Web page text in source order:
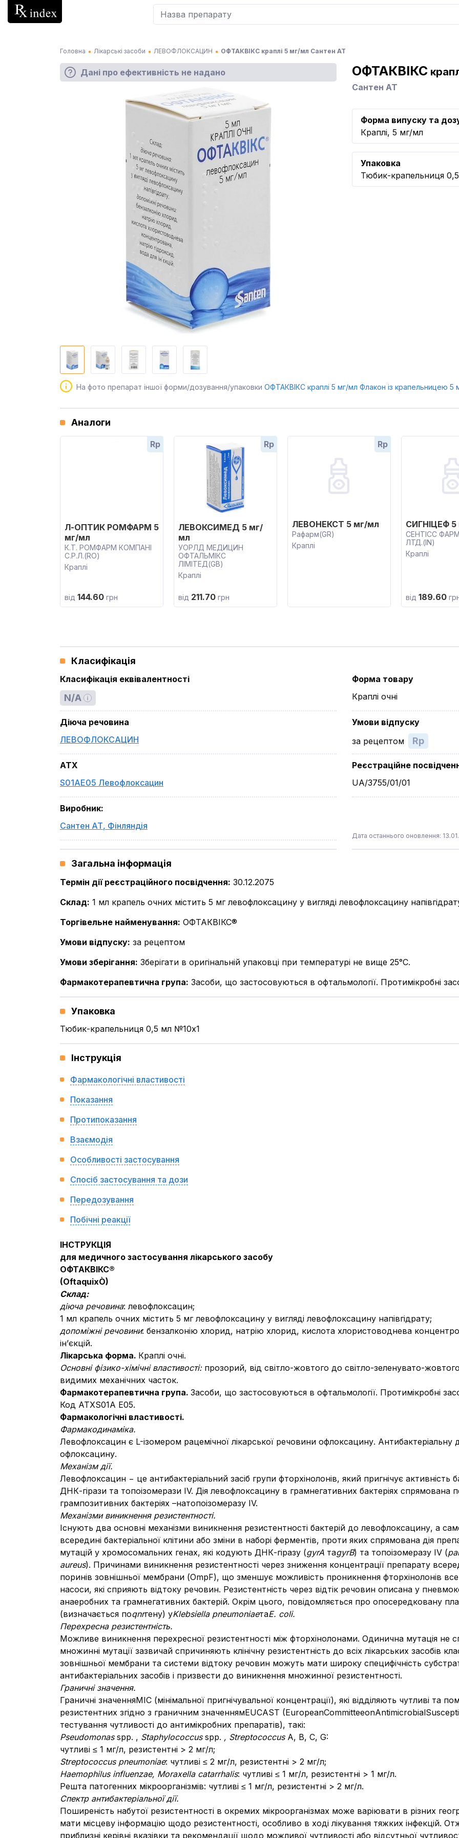
Головна Лікарські засоби ЛЕВОФЛОКСАЦИН ОФТАКВІКС краплі 5 мг/мл Сантен АТ
Дані про ефективність не надано ОФТАКВІКС
Сантен АТ
Форма випуску та
Краплі, 5 мг/мл
Упаковка
Тюбик-крапельниця
На фото препарат іншої форми/дозування/упаковки ОФТАКВІКС краплі 5 мг/мл Флакон із крапельницею 5
Аналоги
Rp
Л-ОПТИК РОМФАРМ 5
мг/мл
К.Т. РОМФАРМ КОМПАНІ
С.Р.Л.(RO)
Краплі
від 144.60 грн
Rp
ЛЕВОКСИМЕД 5 мг/
мл
УОРЛД МЕДИЦИН
ОФТАЛЬМІКС
ЛІМІТЕД(GB)
Краплі
від 211.70 грн
Rp
ЛЕВОНЕКСТ 5 мг/мл
Рафарм(GR)
Краплі
СИГНІЦЕФ
СЕНТІСС
ЛТД.(IN)
Краплі
від 189.60
Класифікація
Класифікація еквівалентності
N/A
Діюча речовина
ЛЕВОФЛОКСАЦИН
ATX
S01AE05 Левофлоксацин
Виробник:
Сантен АТ, Фінляндія
Форма товару
Краплі очні
Умови відпуску
за рецептом
Rp
Реєстраційне
UA/3755/01/01
Дата останнього оновлення:
Загальна інформація
Термін дії реєстраційного посвідчення: 30.12.2075
Склад: 1 мл крапель очних містить 5 мг левофлоксацину у вигляді левофлоксацину
Торгівельне найменування: ОФТАКВІКС®
Умови відпуску: за рецептом
Умови зберігання: Зберігати в оригінальній упаковці при температурі не вище 25°С.
Фармакотерапевтична група: Засоби, що застосовуються в офтальмології. Протимікробні
Упаковка
Тюбик-крапельниця 0,5 мл №10x1
Інструкція
Фармакологічні властивості
Показання
Протипоказання
Взаємодія
Особливості застосування
Спосіб застосування та дози
Передозування
Побічні реакції
ІНСТРУКЦІЯ
для медичного застосування лікарського засобу
ОФТАКВІКС®
(OftaquixÒ)
Склад:
діюча речовина:левофлоксацин;
1 мл крапель очних містить 5 мг левофлоксацину у вигляді левофлоксацину напівгідрату;
допоміжні речовини: бензалконію хлорид, натрію хлорид, кислота хлористоводнева
ін’єкцій.
Лікарська форма. Краплі очні.
Основні фізико-хімічні властивості: прозорий, від світло-жовтого до світло-зеленувато-
видимих механічних часток.
Фармакотерапевтична група. Засоби, що застосовуються в офтальмології. Протимікробні
Код АТХS01A Е05.
Фармакологічні властивості.
Фармакодинаміка.
Левофлоксацин є L-ізомером рацемічної лікарської речовини офлоксацину.
офлоксацину.
Механізм дії.
Левофлоксацин − це антибактеріальний засіб групи фторхінолонів, який пригнічує активність
ДНК-гірази та топоізомерази IV. Дія левофлоксацину в грамнегативних бактеріях спрямована
грампозитивних бактеріях –натопоізомеразу IV.
Механізми виникнення резистентності.
Існують два основні механізми виникнення резистентності бактерій до левофлоксацину, а
всередині бактеріальної клітини або зміни в наборі ферментів, проти яких спрямована дія
мутацій у хромосомальних генах, які кодують ДНК-гіразу (gyrA таgyrB) та топоізомеразу IV (
aureus). Причинами виникнення резистентності через зниження концентрації препарату
поринів зовнішньої мембрани (OmpF), що зменшує можливість проникнення фторхінолонів
насоси, які сприяють відтоку речовин. Резистентність через відтік речовин описана у
анаеробних та грамнегативних бактерій. Окрім цього, повідомляється про опосередковану
(визначається поqnrгену) уKlebsiella pneumoniaeтаE. coli.
Перехресна резистентність.
Можливе виникнення перехресної резистентності між фторхінолонами. Одинична мутація не
множинні мутації зазвичай спричиняють клінічну резистентність до всіх лікарських засобів
зовнішньої мембрани та системи відтоку речовин можуть мати широку специфічність
антибактеріальних засобів і призвести до виникнення множинної резистентності.
Граничні значення.
Граничні значенняMIC (мінімальної пригнічувальної концентрації), які відділяють чутливі та
резистентних згідно з граничним значеннямEUCAST
тестування чутливості до антимікробних препаратів), такі:
Pseudomonasspp. , Staphylococcusspp. , StreptococcusA, B, C, G:
чутливі ≤ 1 мг/л, резистентні > 2 мг/л;
Streptococcus pneumoniae: чутливі ≤ 2 мг/л, резистентні > 2 мг/л;
Haemophilus influenzae, Moraxella catarrhalis: чутливі ≤ 1 мг/л, резистентні > 1 мг/л.
Решта патогенних мікроорганізмів: чутливі ≤ 1 мг/л, резистентні > 2 мг/л.
Спектр антибактеріальної дії.
Поширеність набутої резистентності в окремих мікроорганізмах може варіювати в різних
мати місцеву інформацію щодо резистентності, особливо в ході лікування тяжких інфекцій.
приблизні керівні вказівки та рекомендації щодо можливої чутливості або відсутньої